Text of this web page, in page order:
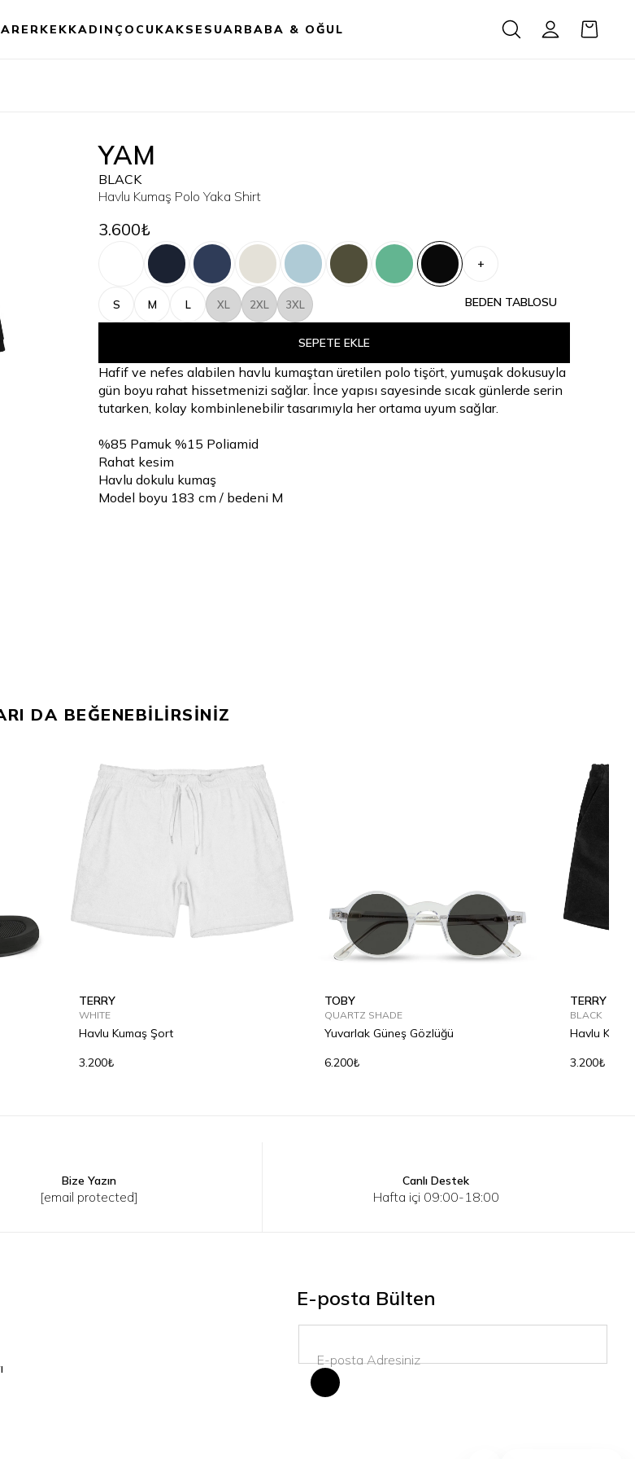
ERKEKKADIN ÇOCUKAKSESUAR BABA & OĞUL
YAM
BLACK
Havlu Kumaş Polo Yaka Shirt
3.600₺
+
S M L XL 2XL 3XL BEDEN TABLOSU
SEPETE EKLE
Hafif ve nefes alabilen havlu kumaştan üretilen polo tişört, yumuşak dokusuyla
gün boyu rahat hissetmenizi sağlar. İnce yapısı sayesinde sıcak günlerde serin
tutarken, kolay kombinlenebilir tasarımıyla her ortama uyum sağlar.
%85 Pamuk %15 Poliamid
Rahat kesim
Havlu dokulu kumaş
Model boyu 183 cm / bedeni M
DA BEĞENEBİLİRSİNİZ
XS
TERRY
WHITE
Havlu Kumaş Şort
3.200₺
TOBY
QUARTZ SHADE
Yuvarlak Güneş Gözlüğü
6.200₺
TERRY
BLACK
Havlu
3.200₺
Bize Yazın
[email protected]
Canlı Destek
Hafta içi 09:00-18:00
E-posta Bülten